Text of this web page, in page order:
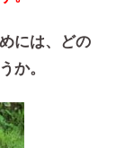
には、どの
か。